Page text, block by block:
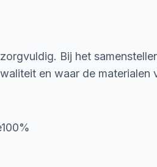
Bij het
en waar de materialen